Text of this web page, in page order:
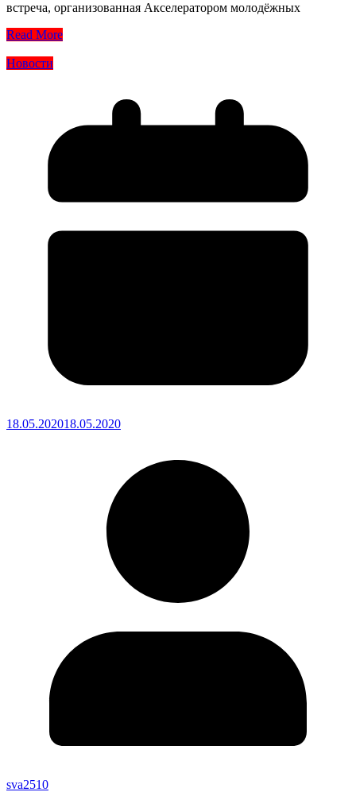
встреча, организованная Акселератором молодёжных
Read More
Новости
18.05.202018.05.2020
sva2510